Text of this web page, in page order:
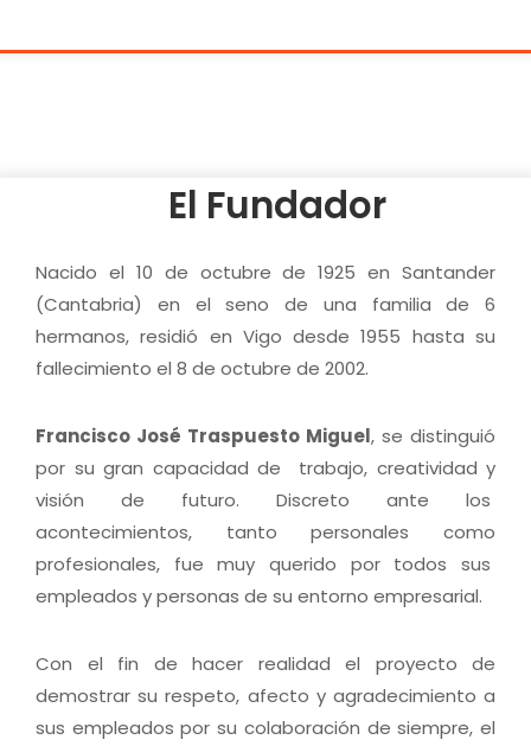
El Fundador
Nacido el 10 de octubre de 1925 en Santander
(Cantabria) en el seno de una familia de 6
hermanos, residió en Vigo desde 1955 hasta su
fallecimiento el 8 de octubre de 2002.
Francisco José Traspuesto Miguel, se distinguió
por su gran capacidad de trabajo, creatividad y
visión de futuro. Discreto ante los
acontecimientos, tanto personales como
profesionales, fue muy querido por todos sus
empleados y personas de su entorno empresarial.
Con el fin de hacer realidad el proyecto de
demostrar su respeto, afecto y agradecimiento a
sus empleados por su colaboración de siempre, el